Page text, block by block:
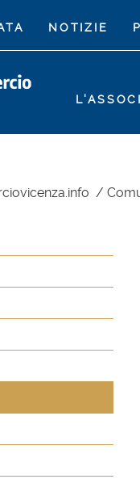
NOTIZIE
/